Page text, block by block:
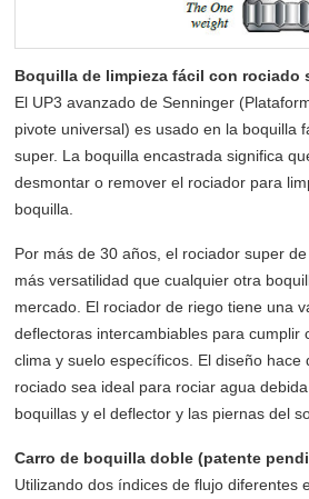
Boquilla de limpieza fácil con rociado
El UP3 avanzado de Senninger
pivote universal) es usado en la boquilla
super. La boquilla encastrada significa
desmontar o remover el rociador para
boquilla.
Por más de 30 años, el rociador super
más versatilidad que cualquier otra
mercado. El rociador de riego tiene una
deflectoras intercambiables para cumplir
clima y suelo específicos. El diseño hace
rociado sea ideal para rociar agua
boquillas y el deflector y las piernas del
Carro de boquilla doble (patente
Utilizando dos índices de flujo diferentes